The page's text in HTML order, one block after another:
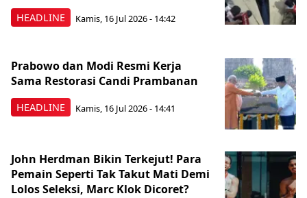
HEADLINE Kamis, 16 Jul 2026 - 14:42
HEADLINE
Prabowo dan Modi Resmi Kerja
Sama Restorasi Candi Prambanan
Kamis, 16 Jul 2026 - 14:41
John Herdman Bikin Terkejut! Para
Pemain Seperti Tak Takut Mati Demi
Lolos Seleksi, Marc Klok Dicoret?